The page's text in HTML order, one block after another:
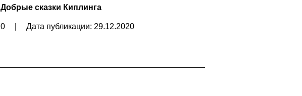
Добрые сказки Киплинга
0 Дата публикации: 29.12.2020